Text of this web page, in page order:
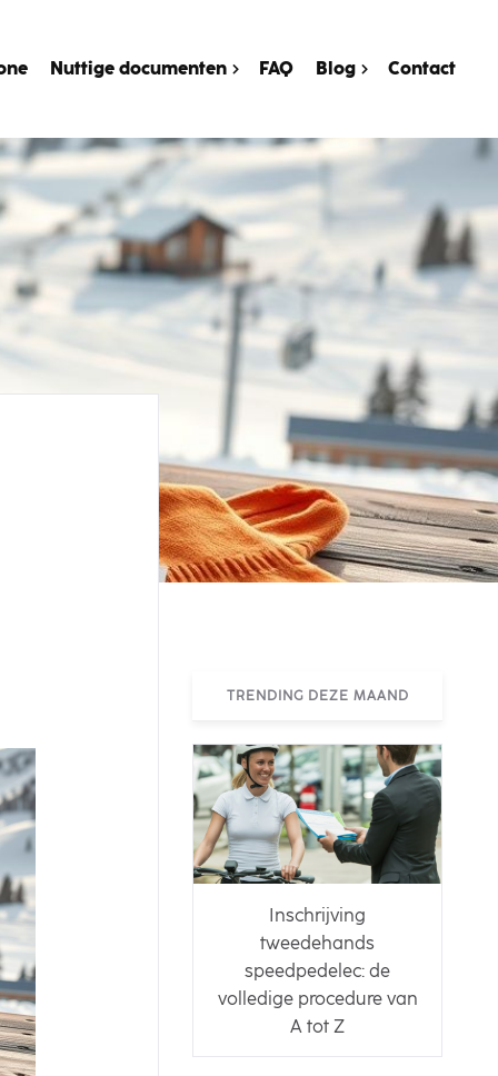
Nuttige documenten FAQ Blog Contact
TRENDING DEZE MAAND
Inschrijving
tweedehands
speedpedelec: de
volledige procedure van
A tot Z